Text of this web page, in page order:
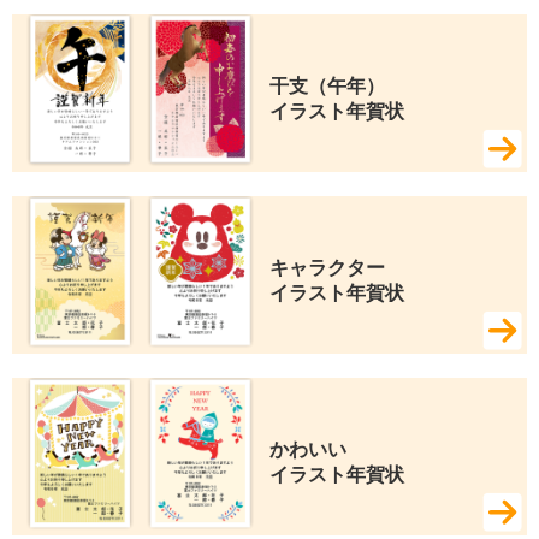
干支（午年）
イラスト年賀状
キャラクター
イラスト年賀状
かわいい
イラスト年賀状